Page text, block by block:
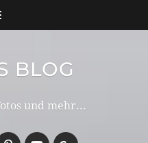
BLOG
und mehr...